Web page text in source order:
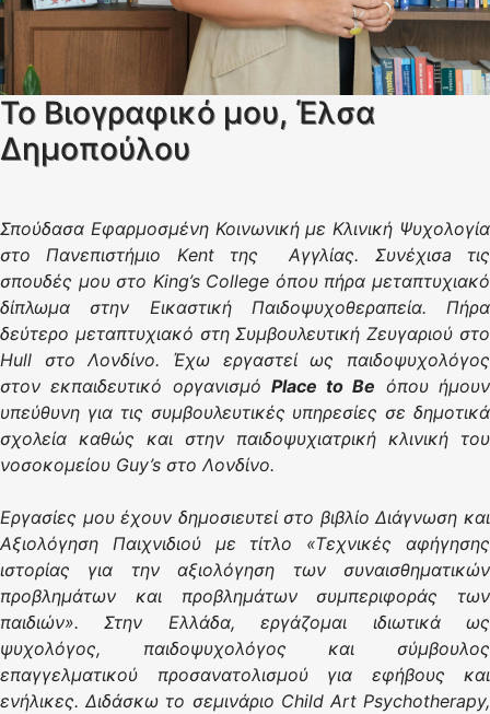
Το Βιογραφικό μου, Έλσα
Δημοπούλου
Σπούδασα Εφαρμοσμένη Κοινωνική με Κλινική Ψυχολογία
στο Πανεπιστήμιο Κent της Αγγλίας. Συνέχισa τις
σπουδές μου στο Κing’s College όπου πήρα μεταπτυχιακό
δίπλωμα στην Εικαστική Παιδοψυχοθεραπεία. Πήρα
δεύτερο μεταπτυχιακό στη Συμβουλευτική Ζευγαριού στο
Hull στο Λονδίνο. Έχω εργαστεί ως παιδοψυχολόγος
στον εκπαιδευτικό οργανισμό Place to Be όπου ήμουν
υπεύθυνη για τις συμβουλευτικές υπηρεσίες σε δημοτικά
σχολεία καθώς και στην παιδοψυχιατρική κλινική του
νοσοκομείου Guy’s στο Λονδίνο.
Εργασίες μου έχουν δημοσιευτεί στο βιβλίο Διάγνωση και
Αξιολόγηση Παιχνιδιού με τίτλο «Τεχνικές αφήγησης
ιστορίας για την αξιολόγηση των συναισθηματικών
προβλημάτων και προβλημάτων συμπεριφοράς των
παιδιών». Στην Ελλάδα, εργάζομαι ιδιωτικά ως
ψυχολόγος, παιδοψυχολόγος και σύμβουλος
επαγγελματικού προσανατολισμού για εφήβους και
ενήλικες. Διδάσκω το σεμινάριο Child ArtPsychotherapy,